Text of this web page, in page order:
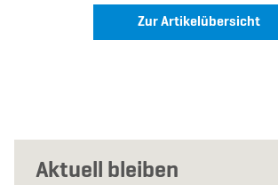
Zur Artikelübersicht
Aktuell bleiben